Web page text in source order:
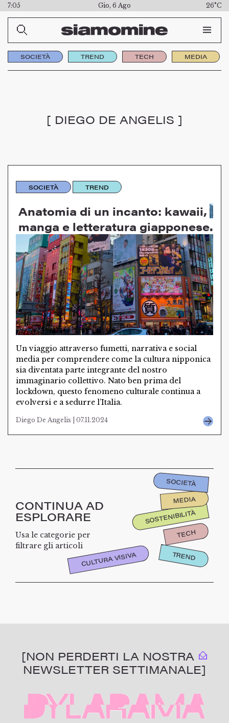
7:05 Gio, 6 Ago 26°C
SOCIETÀ TREND TECH MEDIA
[ DIEGO DE ANGELIS ]
SOCIETÀ TREND
Anatomia di un incanto: kawaii,
manga e letteratura giapponese.
Un viaggio attraverso fumetti, narrativa e social
media per comprendere come la cultura nipponica
sia diventata parte integrante del nostro
immaginario collettivo. Nato ben prima del
lockdown, questo fenomeno culturale continua a
evolversi e a sedurre l’Italia.
Diego De Angelis | 07.11.2024
CONTINUA AD
ESPLORARE
Usa le categorie per
filtrare gli articoli
SOSTENIBILITÀ
TECH
MEDIA
CULTURA VISIVA
SOCIETÀ
TREND
[NON PERDERTI LA NOSTRA
NEWSLETTER SETTIMANALE]